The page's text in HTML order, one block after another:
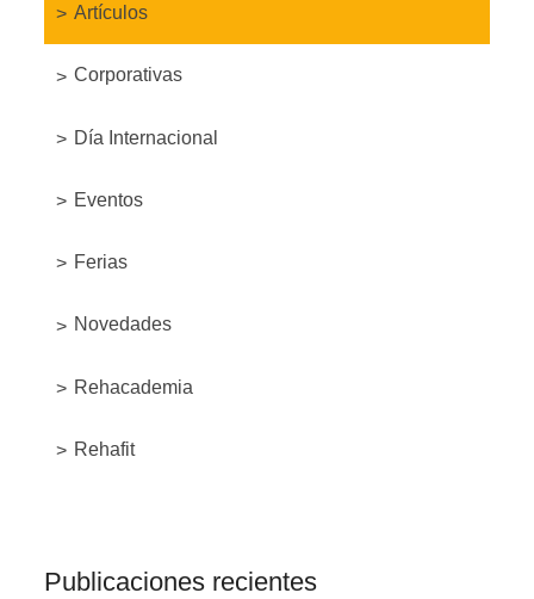
Artículos
Corporativas
Día Internacional
Eventos
Ferias
Novedades
Rehacademia
Rehafit
Publicaciones recientes